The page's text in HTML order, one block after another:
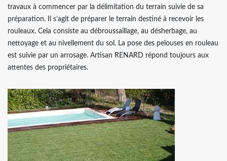
travaux à commencer par la délimitation du terrain suivie de sa
préparation. Il s’agit de préparer le terrain destiné à recevoir les
rouleaux. Cela consiste au débroussaillage, au désherbage, au
nettoyage et au nivellement du sol. La pose des pelouses en rouleau
est suivie par un arrosage. Artisan RENARD répond toujours aux
attentes des propriétaires.